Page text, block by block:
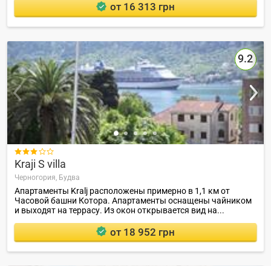
от 16 313 грн
9.2

Kraji S villa
Черногория, Будва
Апартаменты Kralj расположены примерно в 1,1 км от
Часовой башни Котора. Апартаменты оснащены чайником
и выходят на террасу. Из окон открывается вид на...
от 18 952 грн